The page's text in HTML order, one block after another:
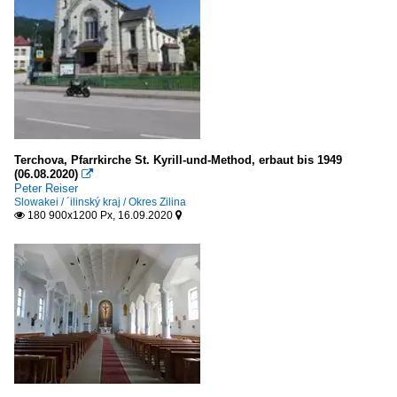
Terchova, Pfarrkirche St. Kyrill-und-Method, erbaut bis 1949
(06.08.2020) 
Peter Reiser
Slowakei / ´ilinský kraj / Okres Zilina
 180 900x1200 Px, 16.09.2020 